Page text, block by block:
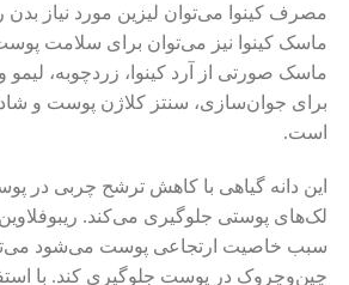
مصرف کینوا می‌توان لیزین مورد نیاز بدن
ماسک کینوا نیز می‌توان برای سلامت
ماسک صورتی از آرد کینوا، زردچوبه،
برای جوان‌سازی، سنتز کلاژن پوست و
است.
این دانه گیاهی با کاهش ترشح چربی در
لک‌های پوستی جلوگیری می‌کند.
سبب خاصیت ارتجاعی پوست می‌شود
چین‌وچروک در پوست جلوگیری کند. با